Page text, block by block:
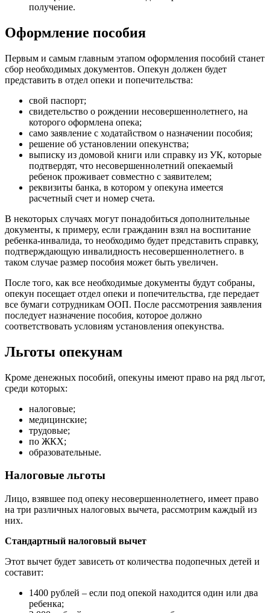
получение.
Оформление пособия
Первым и самым главным этапом оформления пособий станет
сбор необходимых документов. Опекун должен будет
представить в отдел опеки и попечительства:
свой паспорт;
свидетельство о рождении несовершеннолетнего, на
которого оформлена опека;
само заявление с ходатайством о назначении пособия;
решение об установлении опекунства;
выписку из домовой книги или справку из УК, которые
подтвердят, что несовершеннолетний опекаемый
ребенок проживает совместно с заявителем;
реквизиты банка, в котором у опекуна имеется
расчетный счет и номер счета.
В некоторых случаях могут понадобиться дополнительные
документы, к примеру, если гражданин взял на воспитание
ребенка-инвалида, то необходимо будет представить справку,
подтверждающую инвалидность несовершеннолетнего. в
таком случае размер пособия может быть увеличен.
После того, как все необходимые документы будут собраны,
опекун посещает отдел опеки и попечительства, где передает
все бумаги сотрудникам ООП. После рассмотрения заявления
последует назначение пособия, которое должно
соответствовать условиям установления опекунства.
Льготы опекунам
Кроме денежных пособий, опекуны имеют право на ряд льгот,
среди которых:
налоговые;
медицинские;
трудовые;
по ЖКХ;
образовательные.
Налоговые льготы
Лицо, взявшее под опеку несовершеннолетнего, имеет право
на три различных налоговых вычета, рассмотрим каждый из
них.
Стандартный налоговый вычет
Этот вычет будет зависеть от количества подопечных детей и
составит:
1400 рублей – если под опекой находится один или два
ребенка;